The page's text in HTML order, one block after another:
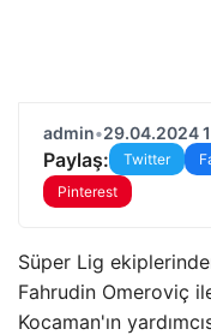
admin•29.04.2024
Paylaş: Twitter
Pinterest
Süper Lig
Fahrudin Omeroviç
Kocaman'ın